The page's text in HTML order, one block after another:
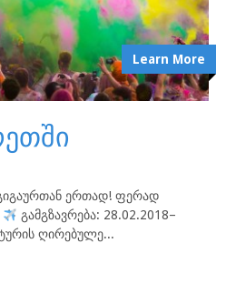
Learn More
ერთად! ფერად
გამგზავრება: 28.02.2018–
ღირებულე...